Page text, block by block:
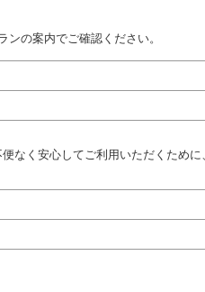
の案内でご確認ください。
なく安心してご利用いただくために